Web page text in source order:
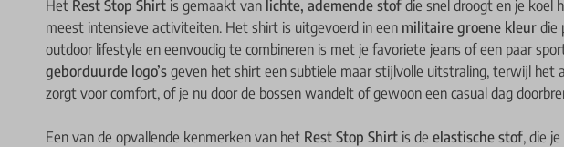
Het Rest Stop Shirt is gemaakt van lichte, ademende stof die snel droogt en je koel
meest intensieve activiteiten. Het shirt is uitgevoerd in een militaire groene kleur die
outdoor lifestyle en eenvoudig te combineren is met je favoriete jeans of een paar
geborduurde logo’s geven het shirt een subtiele maar stijlvolle uitstraling, terwijl het
zorgt voor comfort, of je nu door de bossen wandelt of gewoon een casual dag
Een van de opvallende kenmerken van het Rest Stop Shirt is de elastische stof, die